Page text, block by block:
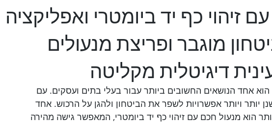
זיהוי כף יד ביומטרי ואפליקציה
מוגבר ופריצת מנעולים
דיגיטלית מקליטה
הוא אחד הנושאים החשובים ביותר עבור בעלי בתים ועסקים. עם
יותר ויותר אפשרויות לשפר את הביטחון ולהגן על הרכוש. אחד
הוא מנעול חכם עם זיהוי כף יד ביומטרי, המאפשר גישה מהירה